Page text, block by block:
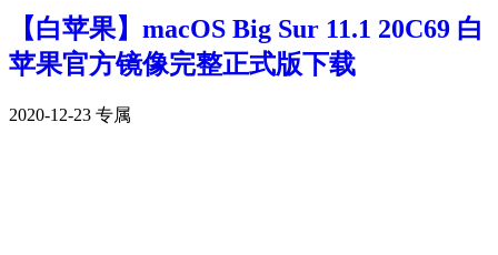
【白苹果】macOS Big Sur 11.1 20C69 白
苹果官方镜像完整正式版下载
2020-12-23 专属